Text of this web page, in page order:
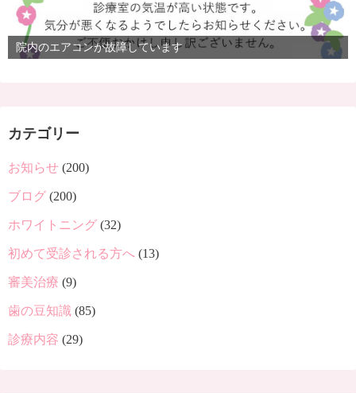
院内のエアコンが故障しています
カテゴリー
お知らせ (200)
ブログ (200)
ホワイトニング (32)
初めて受診される方へ (13)
審美治療 (9)
歯の豆知識 (85)
診療内容 (29)